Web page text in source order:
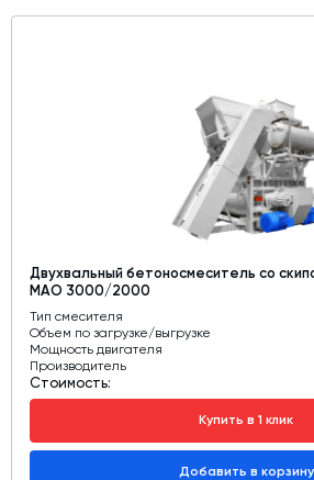
Двухвальный бетоносмеситель со
MAO 3000/2000
Тип смесителя
Объем по загрузке/выгрузке
Мощность двигателя
Производитель
Стоимость:
Купить в 1 клик
Добавить в корзину